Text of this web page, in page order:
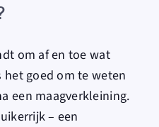
om af en toe wat
goed om te weten
een maagverkleining.
– een